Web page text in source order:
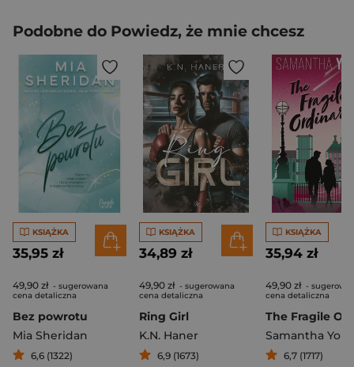
Podobne do Powiedz, że mnie chcesz
KSIĄŻKA
35,95 zł
49,90 zł - sugerowana
cena detaliczna
Bez powrotu
Mia Sheridan
6,6 (1322)
KSIĄŻKA
34,89 zł
49,90 zł - sugerowana
cena detaliczna
Ring Girl
K.N. Haner
6,9 (1673)
KSIĄŻKA
35,94 zł
49,90 zł -
cena detaliczna
Samantha
6,7 (1717)